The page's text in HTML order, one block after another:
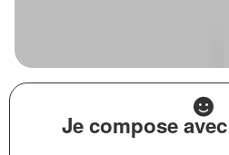
Je compose